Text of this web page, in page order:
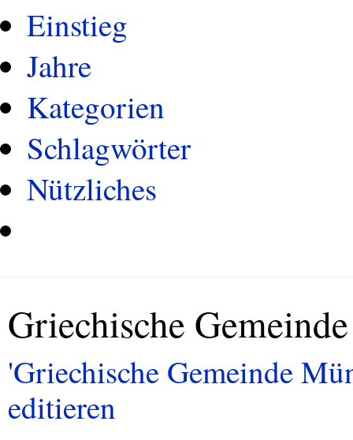
Einstieg
Jahre
Kategorien
Schlagwörter
Nützliches
Griechische
'Griechische Gemeinde
editieren